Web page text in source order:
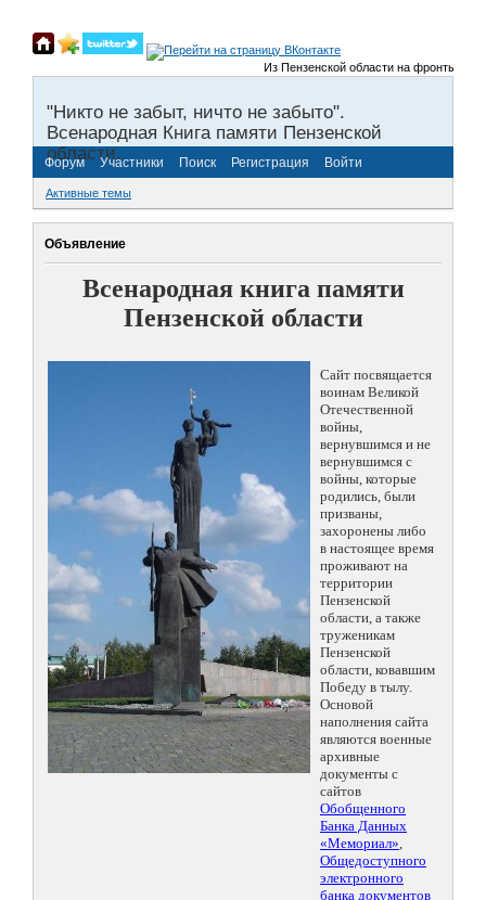
Из Пензенской области на фронты
"Никто не забыт, ничто не забыто".
Всенародная Книга памяти Пензенской
области.
Форум Участники Поиск Регистрация Войти
Активные темы
Объявление
Всенародная книга памяти
Пензенской области
Сайт посвящается
воинам Великой
Отечественной
войны,
вернувшимся и не
вернувшимся с
войны, которые
родились, были
призваны,
захоронены либо
в настоящее время
проживают на
территории
Пензенской
области, а также
труженикам
Пензенской
области, ковавшим
Победу в тылу.
Основой
наполнения сайта
являются военные
архивные
документы с
сайтов
Обобщенного
Банка Данных
«Мемориал»,
Общедоступного
электронного
банка документов